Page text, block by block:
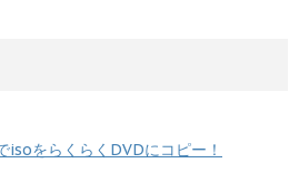
isoをらくらくDVDにコピー！